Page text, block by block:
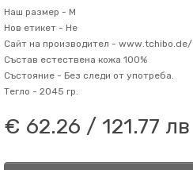
Наш размер - M
Нов етикет - Не
Сайт на производител - www.tchibo.de/
Състав естествена кожа 100%
Състояние - Без следи от употреба.
Тегло - 2045 гр.
€ 62.26 / 121.77 лв